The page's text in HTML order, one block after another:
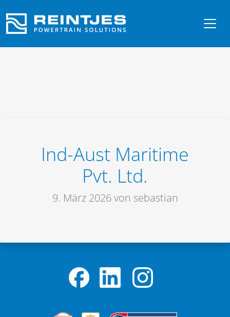
Ind-Aust Maritime
Pvt. Ltd.
9. März 2026von sebastian